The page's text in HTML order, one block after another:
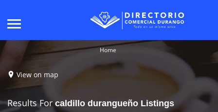
Home
View on map
Results Forcaldillo durangueño Listings